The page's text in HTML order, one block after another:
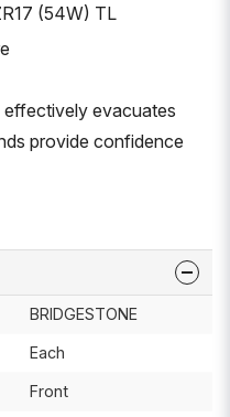
(54W) TL
effectively evacuates
provide confidence
BRIDGESTONE
Each
Front